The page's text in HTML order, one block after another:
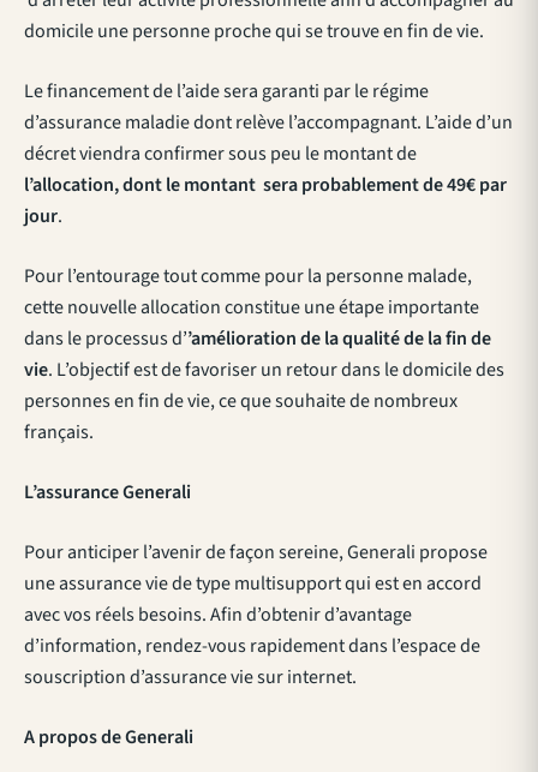
domicile une personne proche qui se trouve en fin de vie.
Le financement de l’aide sera garanti par le régime
d’assurance maladie dont relève l’accompagnant. L’aide d’un
décret viendra confirmer sous peu le montant de
l’allocation, dont le montant sera probablement de 49€par
jour.
Pour l’entourage tout comme pour la personne malade,
cette nouvelle allocation constitue une étape importante
dans le processus d’’amélioration de la qualité de la fin de
vie. L’objectif est de favoriser un retour dans le domicile des
personnes en fin de vie, ce que souhaite de nombreux
français.
L’assurance Generali
Pour anticiper l’avenir de façon sereine, Generali propose
une assurance vie de type multisupport qui est en accord
avec vos réels besoins. Afin d’obtenir d’avantage
d’information, rendez-vous rapidement dans l’espace de
souscription d’assurance vie sur internet.
A propos de Generali